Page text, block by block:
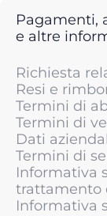
Pagamenti,
e altre
Richiesta
Resi e
Termini di
Termini di
Dati
Termini di
Informativa
trattamento
Informativa